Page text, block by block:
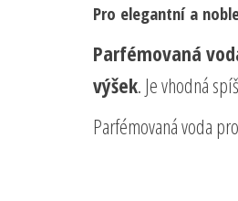
Pro elegantní a
Parfémovaná
výšek. Je vhodná
Parfémovaná voda